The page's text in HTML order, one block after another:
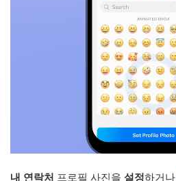
내 연락처 프로필 사진을 설정하거나